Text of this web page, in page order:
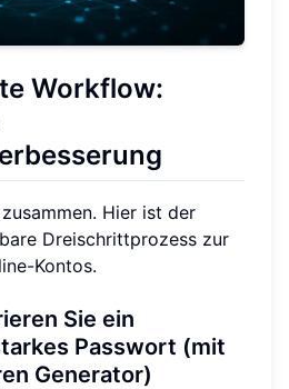
Workflow:
Hier ist der
Dreischrittprozess zur
Kontos.
Sie ein
Passwort (mit
Generator)